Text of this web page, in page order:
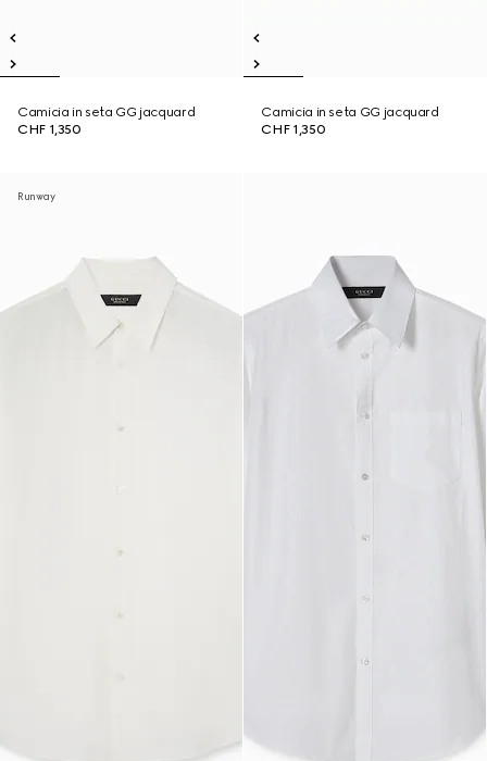
Camicia in seta GG jacquard
CHF 1,350
Camicia in seta GG jacquard
CHF 1,350
Runway